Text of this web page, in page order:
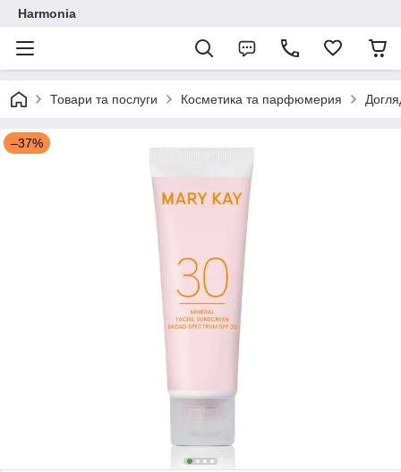
Harmonia
Товари та послуги Косметика та парфюмерия
–37%